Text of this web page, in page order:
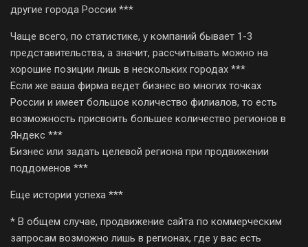
другие города России ***
Чаще всего, по статистике, у компаний бывает 1-3
представительства, а значит, рассчитывать можно на
хорошие позиции лишь в нескольких городах ***
Если же ваша фирма ведет бизнес во многих точках
России и имеет большое количество филиалов, то есть
возможность присвоить большее количество регионов в
Яндекс ***
Бизнес или задать целевой региона при продвижении
поддоменов ***
Еще истории успеха ***
* В общем случае, продвижение сайта по коммерческим
запросам возможно лишь в регионах, где у вас есть